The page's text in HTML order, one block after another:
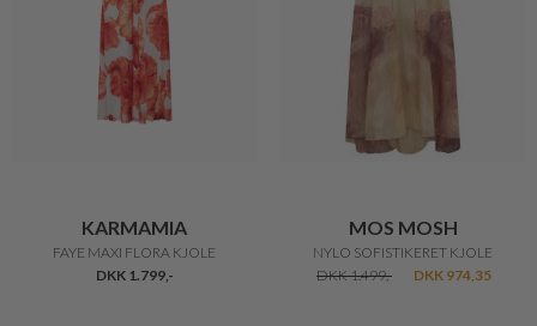
KARMAMIA
FAYE MAXI FLORA KJOLE
DKK 1.799,-
MOS MOSH
NYLO SOFISTIKERET KJOLE
DKK 1.499,-
DKK 974,35